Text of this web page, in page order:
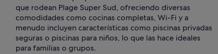
que rodean Plage Super Sud, ofreciendo diversas
comodidades como cocinas completas, Wi-Fi y a
menudo incluyen características como piscinas privadas
seguras o piscinas para niños, lo que las hace ideales
para familias o grupos.